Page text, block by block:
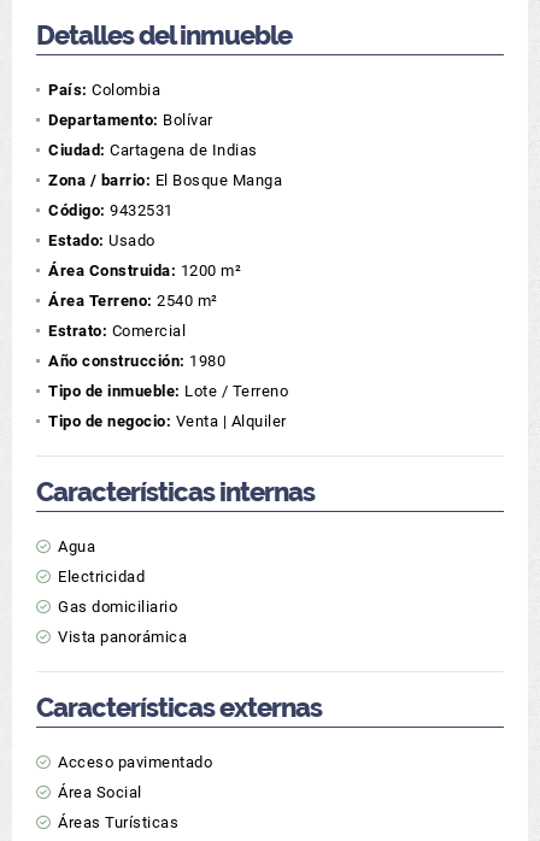
Detalles del inmueble
País: Colombia
Departamento: Bolívar
Ciudad: Cartagena de Indias
Zona / barrio: El Bosque Manga
Código: 9432531
Estado: Usado
Área Construida: 1200 m²
Área Terreno: 2540 m²
Estrato: Comercial
Año construcción: 1980
Tipo de inmueble: Lote / Terreno
Tipo de negocio: Venta | Alquiler
Características internas
Agua
Electricidad
Gas domiciliario
Vista panorámica
Características externas
Acceso pavimentado
Área Social
Áreas Turísticas